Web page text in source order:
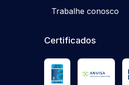
Trabalhe conosco
Certificados